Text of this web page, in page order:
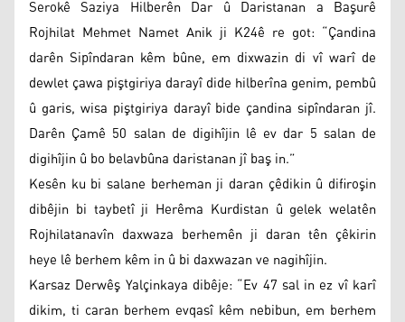
Serokê Saziya Hilberên Dar û Daristanan a Başurê
Rojhilat Mehmet Namet Anik ji K24ê re got: “Çandina
darên Sipîndaran kêm bûne, em dixwazin di vî warî de
dewlet çawa piştgiriya darayî dide hilberîna genim, pembû
û garis, wisa piştgiriya darayî bide çandina sipîndaran jî.
Darên Çamê 50 salan de digihîjin lê ev dar 5 salan de
digihîjin û bo belavbûna daristanan jî baş in.”
Kesên ku bi salane berheman ji daran çêdikin û difiroşin
dibêjin bi taybetî ji Herêma Kurdistan û gelek welatên
Rojhilatanavîn daxwaza berhemên ji daran tên çêkirin
heye lê berhem kêm in û bi daxwazan ve nagihîjin.
Karsaz Derwêş Yalçinkaya dibêje: “Ev 47 sal in ez vî karî
dikim, ti caran berhem evqasî kêm nebibun, em berhem